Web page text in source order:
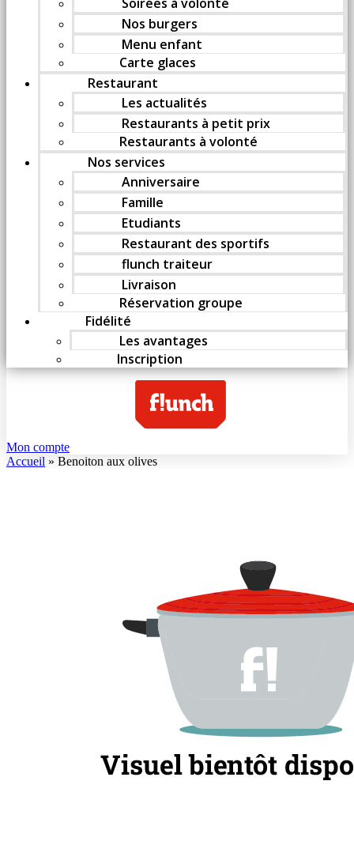
Nos burgers
Menu enfant
Carte glaces
Restaurant
Les actualités
Restaurants à petit prix
Restaurants à volonté
Nos services
Anniversaire
Famille
Etudiants
Restaurant des sportifs
flunch traiteur
Livraison
Réservation groupe
Fidélité
Les avantages
Inscription
Mon compte
Accueil » Benoiton aux olives